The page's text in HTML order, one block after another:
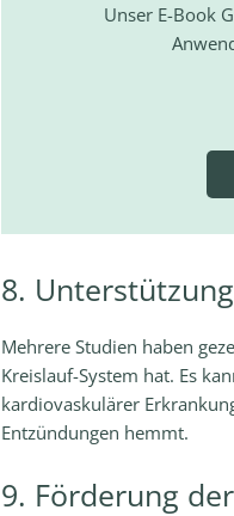
Unser E-Book
8.
Mehrere Studien haben
Kreislauf-System hat. Es
kardiovaskulärer
Entzündungen hemmt.
9. Förderung